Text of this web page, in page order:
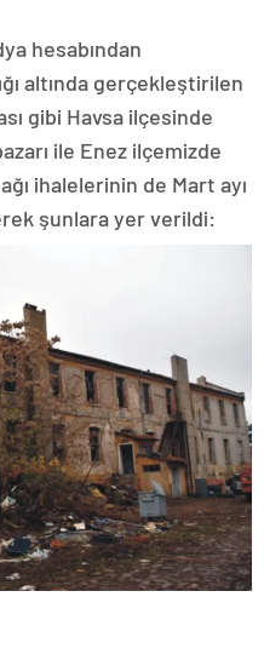
hesabından
altında gerçekleştirilen
gibi Havsa ilçesinde
ile Enez ilçemizde
ihalelerinin de Mart ayı
şunlara yer verildi: